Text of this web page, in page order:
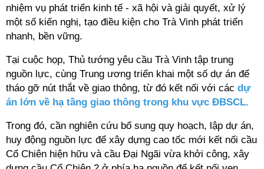
nhiệm vụ phát triển kinh tế - xã hội và giải quyết, xử lý
một số kiến nghị, tạo điều kiện cho Trà Vinh phát triển
nhanh, bền vững.
Tại cuộc họp, Thủ tướng yêu cầu Trà Vinh tập trung
nguồn lực, cùng Trung ương triển khai một số dự án để
tháo gỡ nút thắt về giao thông, từ đó kết nối với các dự
án lớn về hạ tầng giao thông trong khu vực ĐBSCL.
Trong đó, cần nghiên cứu bổ sung quy hoạch, lập dự án,
huy động nguồn lực để xây dựng cao tốc mới kết nối cầu
Cổ Chiên hiện hữu và cầu Đại Ngãi vừa khởi công, xây